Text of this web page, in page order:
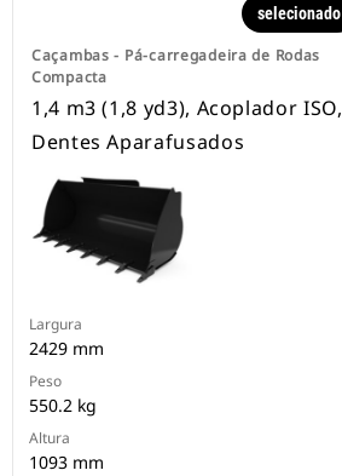
Caçambas - Pá-carregadeira de Rodas
Compacta
selecionado
1,4 m3 (1,8 yd3), Acoplador ISO,
Dentes Aparafusados
Largura
2429 mm
Peso
550.2 kg
Altura
1093 mm